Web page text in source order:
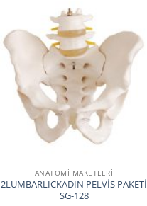
ANATOMİ MAKETLERİ
2LUMBARLICKADIN PELVİS PAKETİ
SG-128